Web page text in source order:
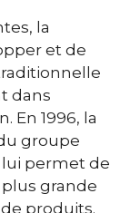
la
et de
dans
En 1996, la
groupe
lui permet de
grande
produits.